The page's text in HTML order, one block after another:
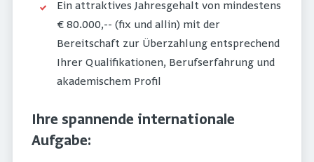
Ein attraktives Jahresgehalt von mindestens
€ 80.000,-- (fix und allin) mit der
Bereitschaft zur Überzahlung entsprechend
Ihrer Qualifikationen, Berufserfahrung und
akademischem Profil
Ihre spannende internationale
Aufgabe: